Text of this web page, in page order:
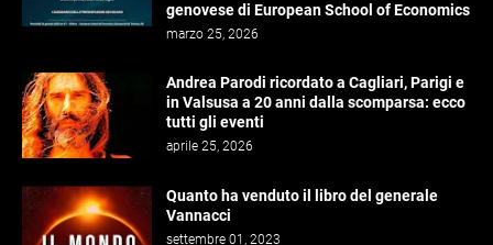
genovese di European School of Economics
marzo 25, 2026
Andrea Parodi ricordato a Cagliari, Parigi e
in Valsusa a 20 anni dalla scomparsa: ecco
tutti gli eventi
aprile 25, 2026
Quanto ha venduto il libro del generale
Vannacci
settembre 01, 2023